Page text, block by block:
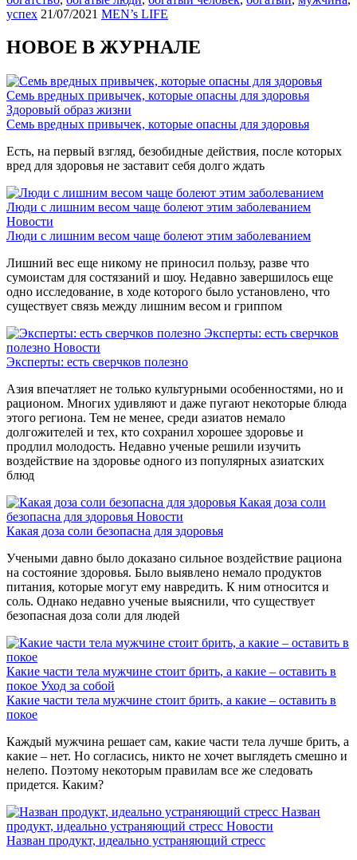
успех 21/07/2021 MEN’s LIFE
НОВОЕ В ЖУРНАЛЕ
Семь вредных привычек, которые опасны для здоровья
Здоровый образ жизни
Семь вредных привычек, которые опасны для здоровья
Есть, на первый взгляд, безобидные действия, после которых
вред для здоровья не заставит себя долго ждать
Люди с лишним весом чаще болеют этим заболеванием
Новости
Люди с лишним весом чаще болеют этим заболеванием
Лишний вес еще никому не приносил пользу, разве что
сумоистам для состязаний и шоу. Недавно завершилось еще
одно исследование, в ходе которого было установлено, что
существует связь между лишним весом и гриппом
Эксперты: есть сверчков
полезно Новости
Эксперты: есть сверчков полезно
Азия впечатляет не только культурными особенностями, но и
рационом. Многих удивляют и даже пугают некоторые блюда
этого региона. Тем не менее, среди азиатов немало
долгожителей и тех, кто сохранил хорошее здоровье и
продлил молодость. Недавно ученые решили изучить
воздействие на здоровье одного из популярных азиатских
блюд
Какая доза соли
безопасна для здоровья Новости
Какая доза соли безопасна для здоровья
Учеными давно было доказано сильное воздействие рациона
на состояние здоровья. Было выявлено немало продуктов
питания, которые могут ему навредить. К ним относится и
соль. Однако недавно ученые выяснили, что существует
безопасная доза соли для людей
Какие части тела мужчине стоит брить, а какие – оставить в
покое Уход за собой
Какие части тела мужчине стоит брить, а какие – оставить в
покое
Каждый мужчина решает сам, какие части тела лучше брить, а
какие – нет. Но согласись, никто не хочет выглядеть смешно и
нелепо. Поэтому некоторым правилам все же следовать
придется. Каким?
Назван
продукт, идеально устраняющий стресс Новости
Назван продукт, идеально устраняющий стресс